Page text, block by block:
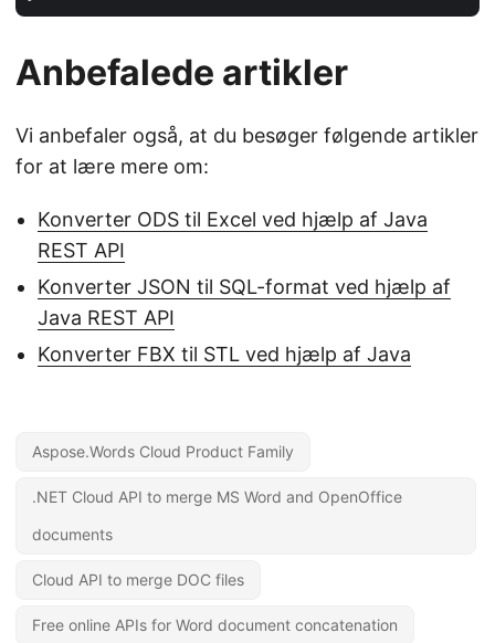
Anbefalede artikler
Vi anbefaler også, at du besøger følgende artikler
for at lære mere om:
Konverter ODS til Excel ved hjælp af Java
REST API
Konverter JSON til SQL-format ved hjælp af
Java REST API
Konverter FBX til STL ved hjælp af Java
Aspose.Words Cloud Product Family
.NET Cloud API to merge MS Word and OpenOffice
documents
Cloud API to merge DOC files
Free online APIs for Word document concatenation